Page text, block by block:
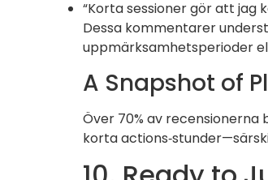
“Korta sessioner gör att jag
Dessa kommentarer
uppmärksamhetsperioder
A Snapshot of
Över 70% av
korta